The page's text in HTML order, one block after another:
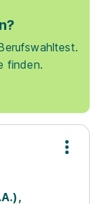
finden.